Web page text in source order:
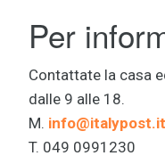
Per
Contattate la casa
dalle 9 alle 18.
M. info@italypost.it
T. 049 0991230